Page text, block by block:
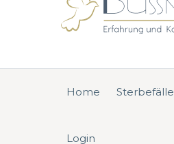
Home Sterbefälle
Login